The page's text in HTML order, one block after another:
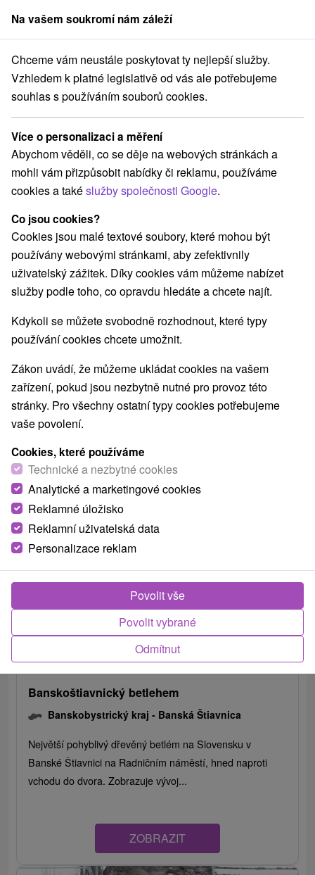
člen skupinySorger
Atrakce na Slovensku Turistické atrakcie Horehronie
Turistické atrakcie Horehronie
Kategorie
Všechny kategorie
Šport(1)
Túry a turistické chodníky(11)
Amfiteátre a kiná v prírode
Pramene(2) Mestské a zámocké parky(1)
Lyžiarske strediská(4) Architektonické stavby (2)
Plte, rafting, splavy (3) Sakrálne miesta(1) Kaštiele(2)
Horské chaty (3) Skanzeny(1)
Jazerá, plesá, vodné nádrže
Hrady, zámky, zrúcaniny(5)
Vyhliadkové veže a chodníky(2)
Botanické záhrady(2) Múzeá a galérie(4)
Turistické atrakcie(15) Adrenalinové atrakcie(1)
Jaskyne(3)
Obce a města
Banská Štiavnica(3) Čierny Balog
Banskoštiavnický betlehem
Banskobystrický kraj - Banská Štiavnica
Největší pohyblivý dřevěný betlém na Slovensku v
Banské Štiavnici na Radničním náměstí, hned naproti
vchodu do dvora. Zobrazuje vývoj...
ZOBRAZIT
Na vašem soukromí nám záleží
Chceme vám neustále poskytovat ty nejlepší služby.
Vzhledem k platné legislativě od vás ale potřebujeme
souhlas s používáním souborů cookies.
Více o personalizaci a měření
Abychom věděli, co se děje na webových stránkách a
mohli vám přizpůsobit nabídky či reklamu, používáme
cookies a takéslužby společnosti Google.
Co jsou cookies?
Cookies jsou malé textové soubory, které mohou být
používány webovými stránkami, aby zefektivnily
uživatelský zážitek. Díky cookies vám můžeme nabízet
služby podle toho, co opravdu hledáte a chcete najít.
Kdykoli se můžete svobodně rozhodnout, které typy
používání cookies chcete umožnit.
Zákon uvádí, že můžeme ukládat cookies na vašem
zařízení, pokud jsou nezbytně nutné pro provoz této
stránky. Pro všechny ostatní typy cookies potřebujeme
vaše povolení.
Cookies, které používáme
Technické a nezbytné cookies
Analytické a marketingové cookies
Reklamné úložisko
Reklamní uživatelská data
Personalizace reklam
Odmítnut
Povolit vybrané
Povolit vše